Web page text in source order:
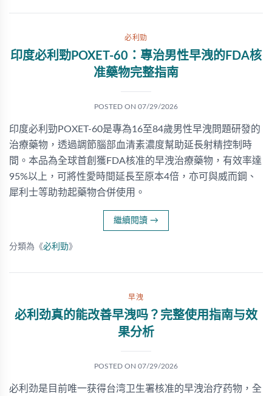
必利勁
印度必利勁POXET-60：專治男性早洩的FDA核
准藥物完整指南
POSTED ON 07/29/2026
印度必利勁POXET-60是專為16至84歲男性早洩問題研發的
治療藥物，透過調節腦部血清素濃度幫助延長射精控制時
間。本品為全球首創獲FDA核准的早洩治療藥物，有效率達
95%以上，可將性愛時間延長至原本4倍，亦可與威而鋼、
犀利士等助勃起藥物合併使用。
繼續閱讀 →
分類為《必利勁》
早洩
必利劲真的能改善早洩吗？完整使用指南与效
果分析
POSTED ON 07/29/2026
必利劲是目前唯一获得台湾卫生署核准的早洩治疗药物，全